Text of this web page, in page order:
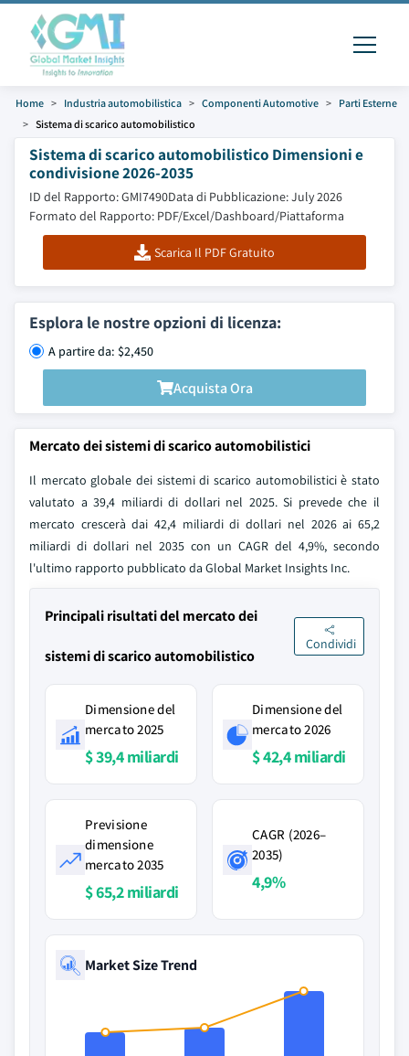
Home Industria automobilistica Componenti Automotive
Parti Esterne
Sistema di scarico automobilistico
Sistema di scarico automobilistico Dimensioni e
condivisione 2026-2035
ID del Rapporto: GMI7490Data di Pubblicazione: July 2026
Formato del Rapporto: PDF/Excel/Dashboard/Piattaforma
Scarica Il PDF Gratuito
Esplora le nostre opzioni di licenza:
A partire da: $2,450
Acquista Ora
Mercato dei sistemi di scarico automobilistici
Il mercato globale dei sistemi di scarico automobilistici è stato
valutato a 39,4 miliardi di dollari nel 2025. Si prevede che il
mercato crescerà dai 42,4 miliardi di dollari nel 2026 ai 65,2
miliardi di dollari nel 2035 con un CAGR del 4,9%, secondo
l'ultimo rapporto pubblicato da Global Market Insights Inc.
Principali risultati del mercato dei
sistemi di scarico automobilistico
Condividi
Dimensione del
mercato 2025
$ 39,4 miliardi
Dimensione del
mercato 2026
$ 42,4 miliardi
Previsione
dimensione
mercato 2035
$ 65,2 miliardi
CAGR (2026–
2035)
4,9%
Market Size Trend